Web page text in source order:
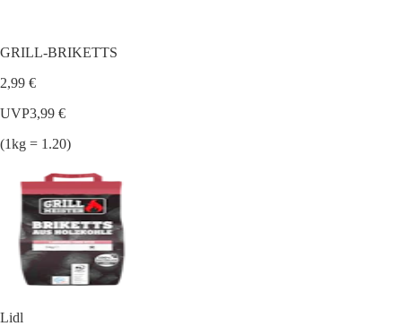
GRILL-BRIKETTS
2,99 €
UVP3,99 €
(1kg = 1.20)
Lidl